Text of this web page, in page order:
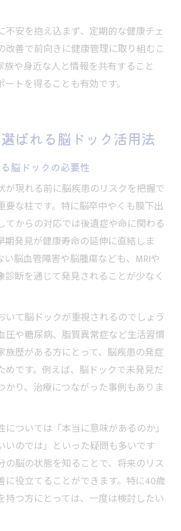
不安を抱え込まず、定期的な健康チェ
改善で前向きに健康管理に取り組むこ
族や身近な人と情報を共有すること
トを得ることも有効です。
ばれる脳ドック活用法
脳ドックの必要性
が現れる前に脳疾患のリスクを把握で
要な柱です。特に脳卒中やくも膜下出
てからの対応では後遺症や命に関わる
期発見が健康寿命の延伸に直結しま
い脳血管障害や脳腫瘍なども、MRIや
診断を通じて発見されることが少なく
いて脳ドックが重視されるのでしょう
圧や糖尿病、脂質異常症など生活習慣
族歴がある方にとって、脳疾患の発症
めです。例えば、脳ドックで未発見だ
かり、治療につながった事例もありま
ついては「本当に意味があるのか」
いのでは」といった疑問も多いです
の脳の状態を知ることで、将来のリス
に役立てることができます。特に40歳
持つ方にとっては、一度は検討したい